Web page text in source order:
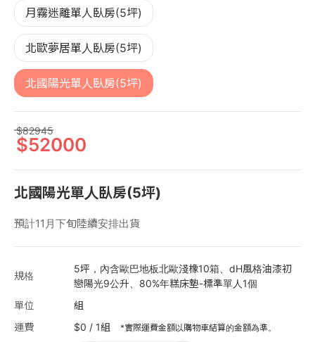
月霧迷離單人臥房(5坪)
北歐夢居單人臥房(5坪)
北國陽光單人臥房(5坪)
82945
52000
北國陽光單人臥房(5坪)
預計11月下旬陸續安排出貨
規格
5坪，內含歐巴地板北歐淺橡10箱、dH風格油漆初
戀陽光9公升、80%年糕床墊-標準單人1個
單位
組
運費
$0 / 1組 *實際運費金額以購物車結算的金額為準。